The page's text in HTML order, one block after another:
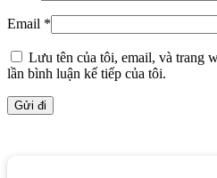
Email *
Lưu tên của tôi, email, và trang
lần bình luận kế tiếp của tôi.